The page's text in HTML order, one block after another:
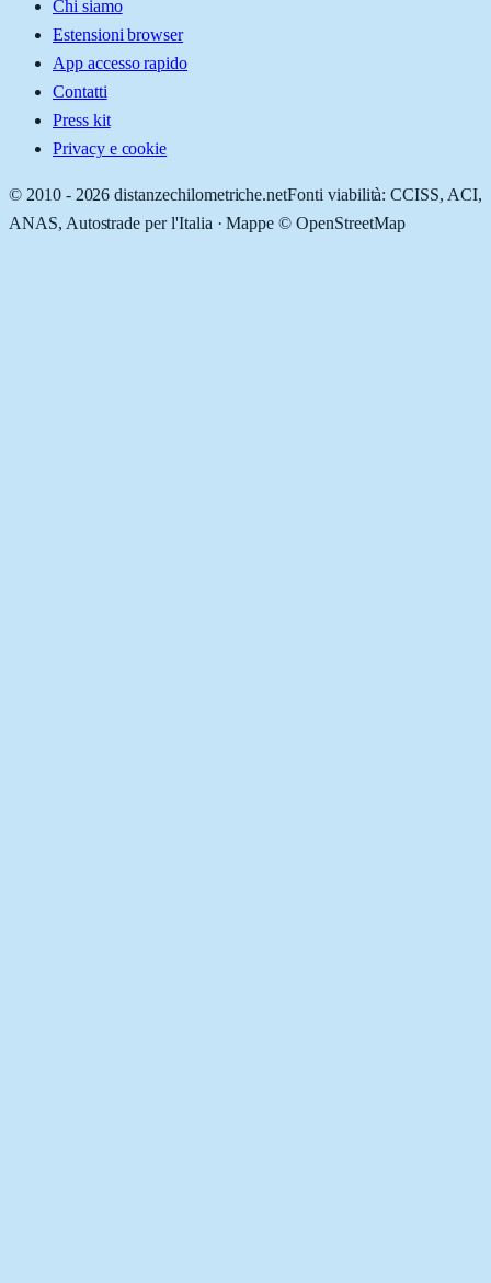
Chi siamo
Estensioni browser
App accesso rapido
Contatti
Press kit
Privacy e cookie
© 2010 - 2026 distanzechilometriche.netFonti viabilità: CCISS, ACI,
ANAS, Autostrade per l'Italia · Mappe © OpenStreetMap